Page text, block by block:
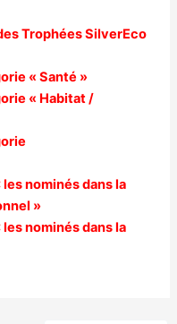
Trophées SilverEco
« Santé »
« Habitat /
nominés dans la
»
nominés dans la